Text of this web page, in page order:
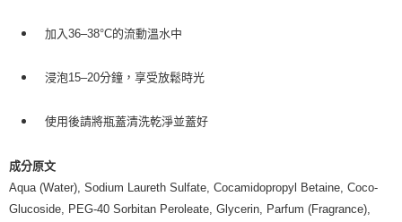
付款後門市自取
加入36–38°C的流動溫水中
浸泡15–20分鐘，享受放鬆時光
使用後請將瓶蓋清洗乾淨並蓋好
成分原文
Aqua (Water), Sodium Laureth Sulfate, Cocamidopropyl Betaine, Coco-
Glucoside, PEG-40 Sorbitan Peroleate, Glycerin, Parfum (Fragrance),